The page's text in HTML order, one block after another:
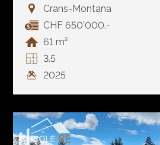
Crans-Montana
CHF 650'000.-
61 m²
3.5
2025